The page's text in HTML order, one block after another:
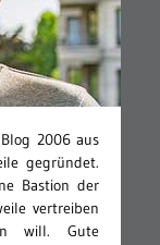
2006 aus
gegründet.
Bastion der
vertreiben
will. Gute